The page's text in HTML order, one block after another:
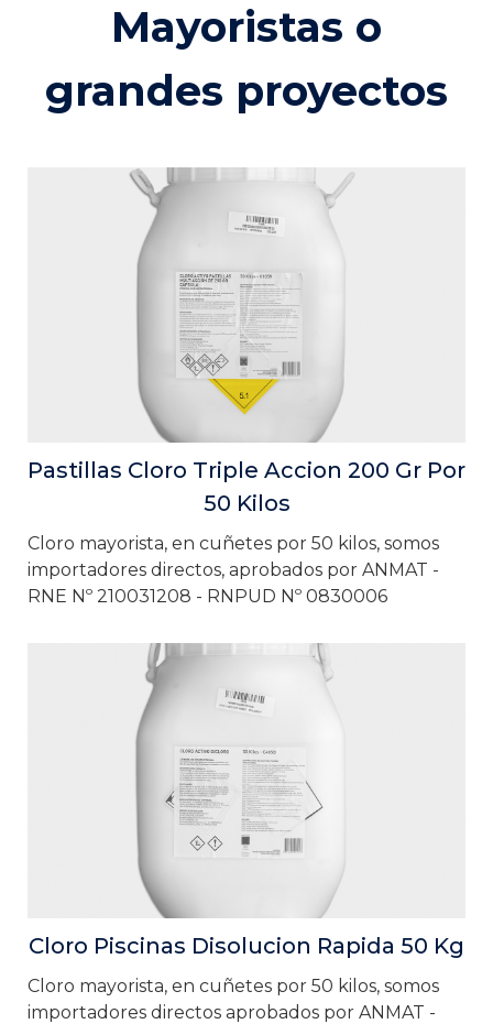
Mayoristas o
grandes proyectos
Pastillas Cloro Triple Accion 200 Gr Por
50 Kilos
Cloro mayorista, en cuñetes por 50 kilos, somos
importadores directos, aprobados por ANMAT -
RNE Nº 210031208 - RNPUD Nº 0830006
Cloro Piscinas Disolucion Rapida 50 Kg
Cloro mayorista, en cuñetes por 50 kilos, somos
importadores directos aprobados por ANMAT -